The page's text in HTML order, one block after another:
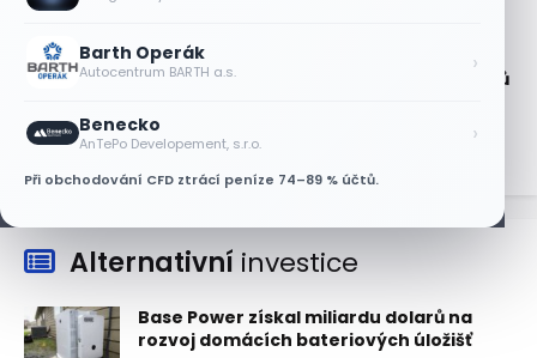
Barth Operák
Autocentrum BARTH a.s. ›
Benecko
AnTePo Developement, s.r.o. ›
Při obchodování CFD ztrácí peníze 74–89 % účtů.
Technologický obrat přidal indexu
Nasdaq 100 za čtyři dny 3,5 bilionu dolarů
Alternativní investice
Base Power získal miliardu dolarů na
rozvoj domácích bateriových úložišť